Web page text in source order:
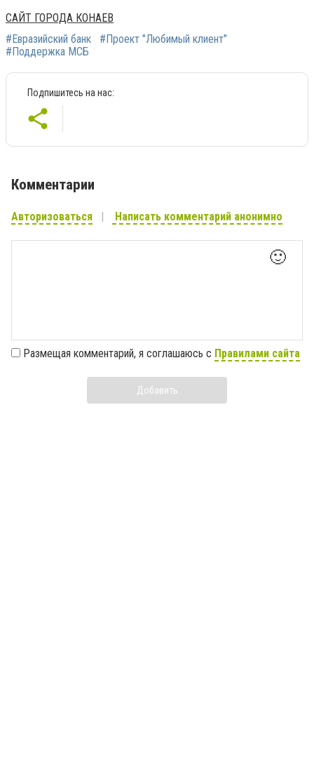
САЙТ ГОРОДА КОНАЕВ
#Евразийский банк
#Проект "Любимый клиент"
#Поддержка МСБ
Подпишитесь на нас:
Комментарии
Авторизоваться Написать комментарий анонимно
🙂
Размещая комментарий, я соглашаюсь с Правилами сайта
Добавить